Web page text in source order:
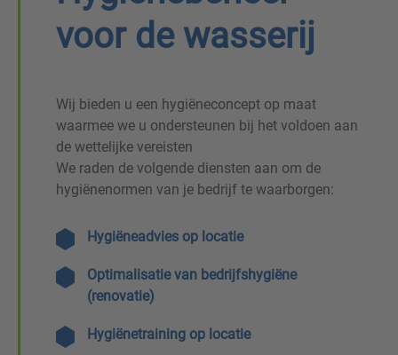
voor de wasserij
Wij bieden u een hygiëneconcept op maat
waarmee we u ondersteunen bij het voldoen aan
de wettelijke vereisten
We raden de volgende diensten aan om de
hygiënenormen van je bedrijf te waarborgen:
Hygiëneadvies op locatie
Optimalisatie van bedrijfshygiëne
(renovatie)
Hygiënetraining op locatie